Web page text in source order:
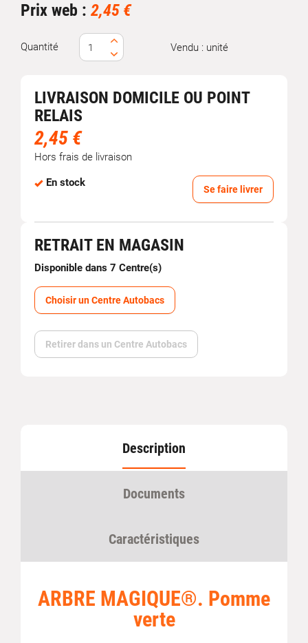
Prix web : 2,45 €
Quantité Vendu : unité
LIVRAISON DOMICILE OU POINT
RELAIS
2,45 €
Hors frais de livraison
En stock
Se faire livrer
RETRAIT EN MAGASIN
Disponible dans 7 Centre(s)
Choisir un Centre Autobacs
Retirer dans un Centre Autobacs
Description
Documents
Caractéristiques
ARBRE MAGIQUE®. Pomme
verte